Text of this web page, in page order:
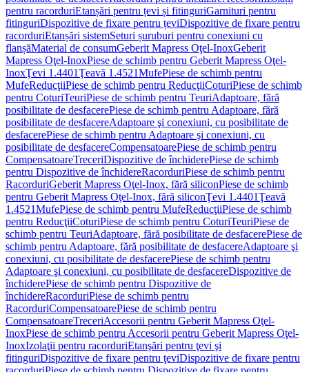
pentru racorduriEtanșări pentru țevi și fitinguriGarnituri pentru
fitinguriDispozitive de fixare pentru țeviDispozitive de fixare pentru
racorduriEtanșări sistemSeturi șuruburi pentru conexiuni cu
flanșăMaterial de consumGeberit Mapress Oţel-InoxGeberit
Mapress Oţel-InoxPiese de schimb pentru Geberit Mapress Oţel-
InoxŢevi 1.4401Ţeavă 1.4521MufePiese de schimb pentru
MufeReducţiiPiese de schimb pentru ReducţiiCoturiPiese de schimb
pentru CoturiTeuriPiese de schimb pentru TeuriAdaptoare, fără
posibilitate de desfacerePiese de schimb pentru Adaptoare, fără
posibilitate de desfacereAdaptoare şi conexiuni, cu posibilitate de
desfacerePiese de schimb pentru Adaptoare şi conexiuni, cu
posibilitate de desfacereCompensatoarePiese de schimb pentru
CompensatoareTreceriDispozitive de închiderePiese de schimb
pentru Dispozitive de închidereRacorduriPiese de schimb pentru
RacorduriGeberit Mapress Oţel-Inox, fără siliconPiese de schimb
pentru Geberit Mapress Oţel-Inox, fără siliconŢevi 1.4401Ţeavă
1.4521MufePiese de schimb pentru MufeReducţiiPiese de schimb
pentru ReducţiiCoturiPiese de schimb pentru CoturiTeuriPiese de
schimb pentru TeuriAdaptoare, fără posibilitate de desfacerePiese de
schimb pentru Adaptoare, fără posibilitate de desfacereAdaptoare şi
conexiuni, cu posibilitate de desfacerePiese de schimb pentru
Adaptoare şi conexiuni, cu posibilitate de desfacereDispozitive de
închiderePiese de schimb pentru Dispozitive de
închidereRacorduriPiese de schimb pentru
RacorduriCompensatoarePiese de schimb pentru
CompensatoareTreceriAccesorii pentru Geberit Mapress Oţel-
InoxPiese de schimb pentru Accesorii pentru Geberit Mapress Oţel-
InoxIzolaţii pentru racorduriEtanşări pentru ţevi şi
fitinguriDispozitive de fixare pentru ţeviDispozitive de fixare pentru